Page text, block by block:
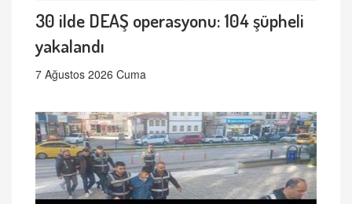
30 ilde DEAŞ operasyonu: 104 şüpheli
yakalandı
7 Ağustos 2026 Cuma